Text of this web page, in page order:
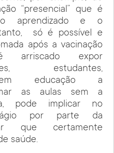
“presencial” que é
aprendizado e o
só é possível e
após a vacinação
arriscado expor
estudantes,
em educação a
as aulas sem a
pode implicar no
por parte da
que certamente
saúde.